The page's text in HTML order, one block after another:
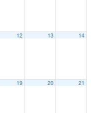
à Shawinigan
12 13 14
# 2 à Shawinigan
19 20 21